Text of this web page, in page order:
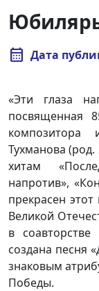
calendar_month Дата
«Эти глаза
посвященная
композитора
Тухманова
хитам
напротив»,
прекрасен
Великой
в
создана песня
знаковым
Победы.